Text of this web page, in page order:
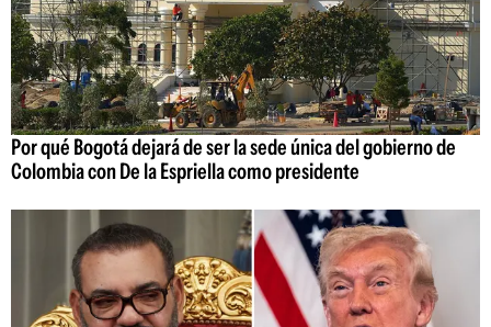
Por qué Bogotá dejará de ser la sede única del gobierno de
Colombia con De la Espriella como presidente